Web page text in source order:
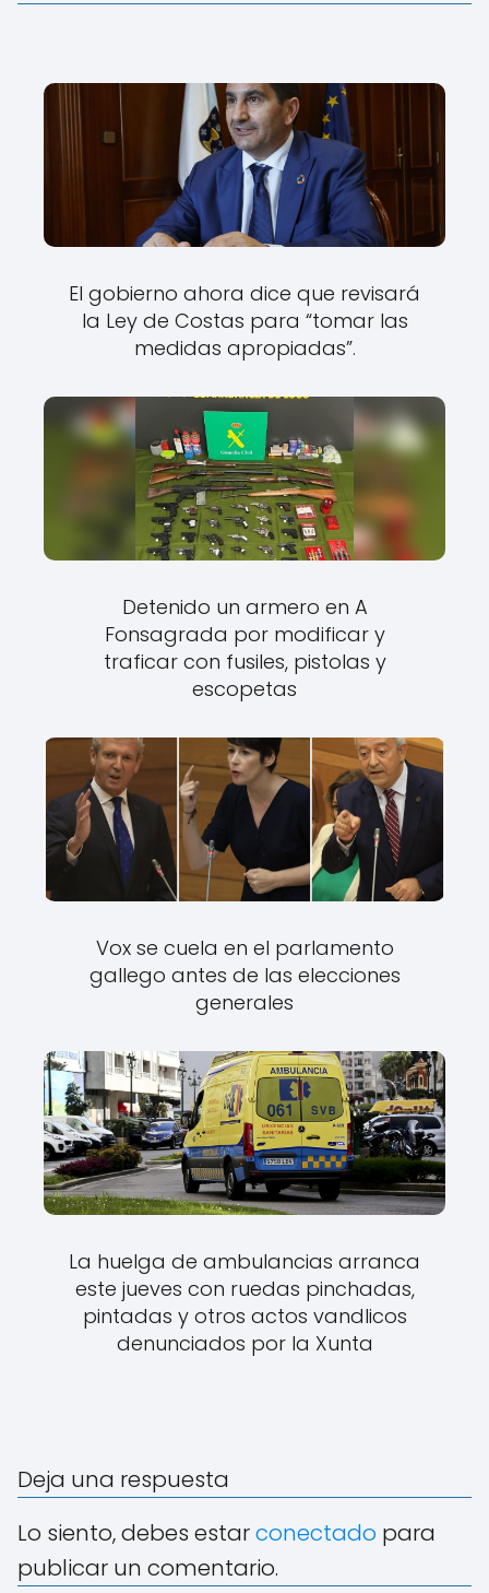
El gobierno ahora dice que revisará
la Ley de Costas para “tomar las
medidas apropiadas”.
Detenido un armero en A
Fonsagrada por modificar y
traficar con fusiles, pistolas y
escopetas
Vox se cuela en el parlamento
gallego antes de las elecciones
generales
La huelga de ambulancias arranca
este jueves con ruedas pinchadas,
pintadas y otros actos vandlicos
denunciados por la Xunta
Deja una respuesta
Lo siento, debes estarconectado para
publicar un comentario.